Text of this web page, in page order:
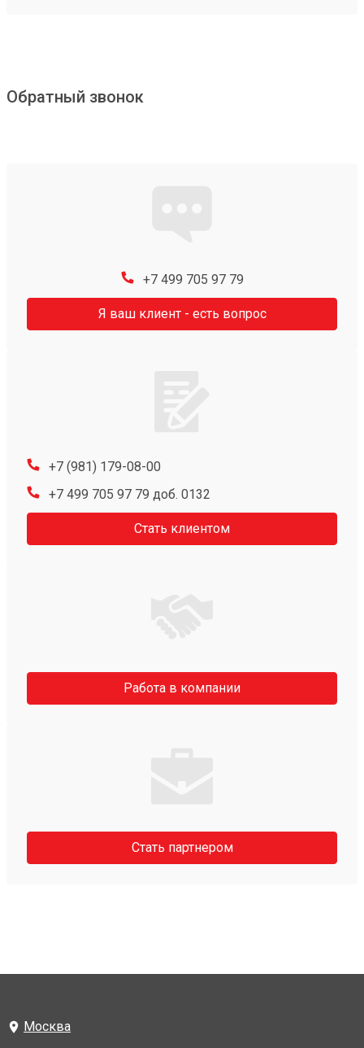
Обратный звонок
+7 499 705 97 79
Я ваш клиент - есть вопрос
+7 (981) 179-08-00
+7 499 705 97 79 доб. 0132
Стать клиентом
Работа в компании
Стать партнером
Москва